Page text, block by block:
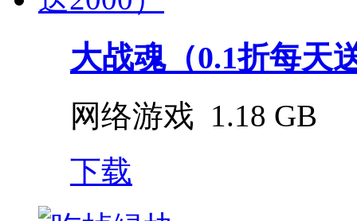
大战魂（0.1折每天
网络游戏 1.18 GB
下载